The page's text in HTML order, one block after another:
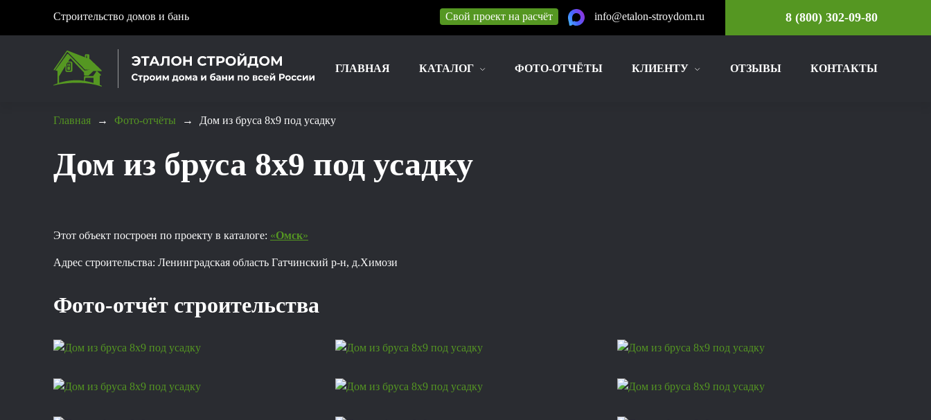
Строительство домов и бань Свой проект на расчёт info@etalon-stroydom.ru 8 (800) 302-09-80
ГЛАВНАЯ КАТАЛОГ ФОТО-ОТЧЁТЫ КЛИЕНТУ ОТЗЫВЫ КОНТАКТЫ
Главная → Фото-отчёты → Дом из бруса 8x9 под усадку
Дом из бруса 8x9 под усадку
Этот объект построен по проекту в каталоге: «Омск»
Адрес строительства: Ленинградская область Гатчинский р-н, д.Химози
Фото-отчёт строительства